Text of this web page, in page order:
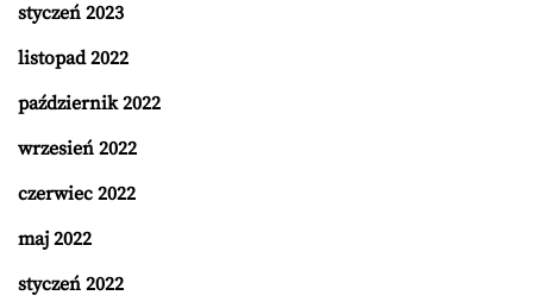
styczeń 2023
listopad 2022
październik 2022
wrzesień 2022
czerwiec 2022
maj 2022
styczeń 2022